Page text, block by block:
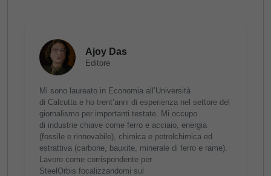
Ajoy Das
Editore
Mi sono laureato in Economia all’Università
di Calcutta e ho trent’anni di esperienza nel settore del
giornalismo per importanti testate. Mi occupo
di industrie chiave come ferro e acciaio, energia
(fossile e rinnovabile), chimica e petrolchimica ed
estrattiva (carbone, bauxite, minerale di ferro e rame).
Lavoro come corrispondente per
SteelOrbis focalizzandomi sul